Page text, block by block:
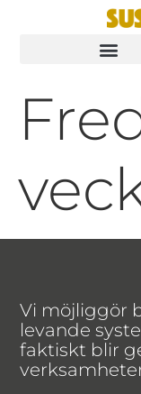
Vi möjliggör
levande
faktiskt blir